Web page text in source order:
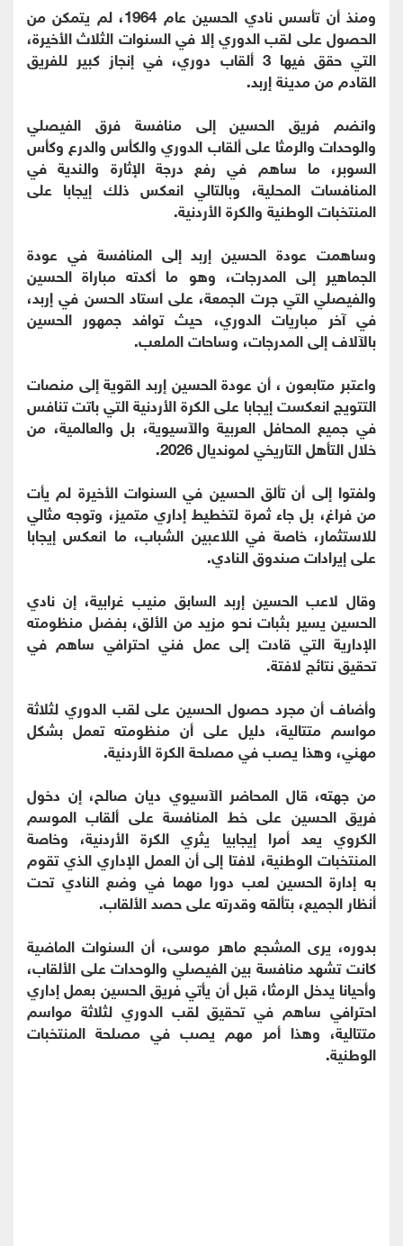
ومنذ أن تأسس نادي الحسين عام 1964، لم يتمكن من
الحصول على لقب الدوري إلا في السنوات الثلاث الأخيرة،
التي حقق فيها 3 ألقاب دوري، في إنجاز كبير للفريق
القادم من مدينة إربد.
وانضم فريق الحسين إلى منافسة فرق الفيصلي
والوحدات والرمثا على ألقاب الدوري والكأس والدرع وكأس
السوبر، ما ساهم في رفع درجة الإثارة والندية في
المنافسات المحلية، وبالتالي انعكس ذلك إيجابا على
المنتخبات الوطنية والكرة الأردنية.
وساهمت عودة الحسين إربد إلى المنافسة في عودة
الجماهير إلى المدرجات، وهو ما أكدته مباراة الحسين
والفيصلي التي جرت الجمعة، على استاد الحسن في إربد،
في آخر مباريات الدوري، حيث توافد جمهور الحسين
بالآلاف إلى المدرجات، وساحات الملعب.
واعتبر متابعون ، أن عودة الحسين إربد القوية إلى منصات
التتويج انعكست إيجابا على الكرة الأردنية التي باتت تنافس
في جميع المحافل العربية والآسيوية، بل والعالمية، من
خلال التأهل التاريخي لمونديال 2026.
ولفتوا إلى أن تألق الحسين في السنوات الأخيرة لم يأت
من فراغ، بل جاء ثمرة لتخطيط إداري متميز، وتوجه مثالي
للاستثمار، خاصة في اللاعبين الشباب، ما انعكس إيجابا
على إيرادات صندوق النادي.
وقال لاعب الحسين إربد السابق منيب غرابية، إن نادي
الحسين يسير بثبات نحو مزيد من الألق، بفضل منظومته
الإدارية التي قادت إلى عمل فني احترافي ساهم في
تحقيق نتائج لافتة.
وأضاف أن مجرد حصول الحسين على لقب الدوري لثلاثة
مواسم متتالية، دليل على أن منظومته تعمل بشكل
مهني، وهذا يصب في مصلحة الكرة الأردنية.
من جهته، قال المحاضر الآسيوي ديان صالح، إن دخول
فريق الحسين على خط المنافسة على ألقاب الموسم
الكروي يعد أمرا إيجابيا يثري الكرة الأردنية، وخاصة
المنتخبات الوطنية، لافتا إلى أن العمل الإداري الذي تقوم
به إدارة الحسين لعب دورا مهما في وضع النادي تحت
أنظار الجميع، بتألقه وقدرته على حصد الألقاب.
بدوره، يرى المشجع ماهر موسى، أن السنوات الماضية
كانت تشهد منافسة بين الفيصلي والوحدات على الألقاب،
وأحيانا يدخل الرمثا، قبل أن يأتي فريق الحسين بعمل إداري
احترافي ساهم في تحقيق لقب الدوري لثلاثة مواسم
متتالية، وهذا أمر مهم يصب في مصلحة المنتخبات
الوطنية.